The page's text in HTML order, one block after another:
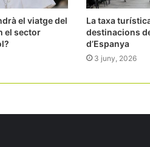
el viatge del
el sector
La taxa
destinacions
d’Espanya
3 juny, 2026